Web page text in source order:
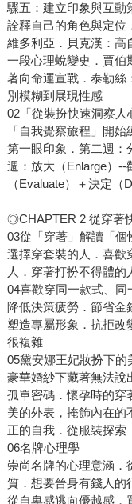
驟五：建立印象與互動
詮釋自己的角色與定位
維多利亞．貝克漢：高
一段心理蛻變史．賈伯
著向命運宣戰．泰勒絲
別模糊到展現性感
02「從裝扮快速洞察人
「自我覺察旅程」開
第一眼印象．第二週：
週：放大（Enlarge）
（Evaluate）＋決定
◎CHAPTER 2 從穿著
03從「穿著」解讀「個
選擇穿套裝的人．喜歡
人．穿著打扮不得體的
04喜歡穿同一款式、同
降低決策疲勞．節省金
塑造專屬形象．抗拒改
很複雜
05黛安娜王妃妝扮下的
豪華婚紗下藏著無法說
孤單密碼．懷孕時的穿
美的外表，掩飾內在的
正的自我．從服裝探索
06名牌心理學
崇尚名牌的心理意涵
質．想要晉身有錢人的
從自卑感逃向優越感．